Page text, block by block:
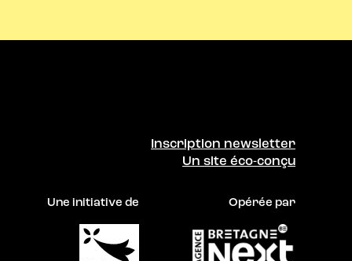
Inscription newsletter
Un site éco-conçu
Une initiative de Opérée par